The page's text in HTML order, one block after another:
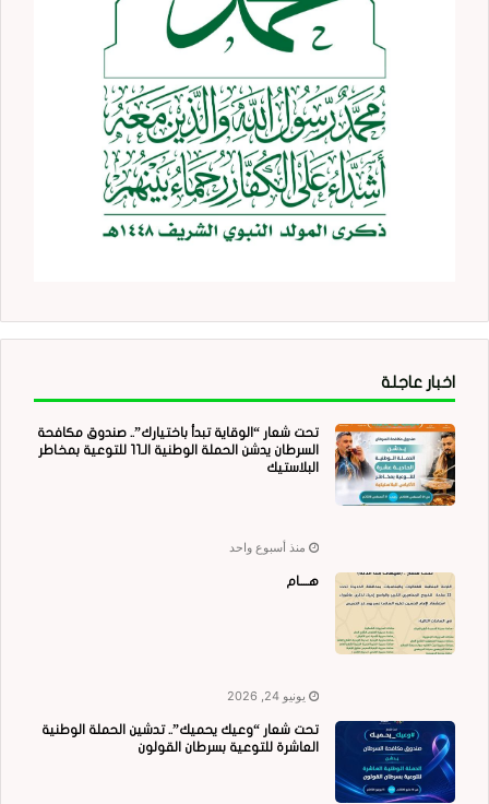
اخبار عاجلة
تحت شعار “الوقاية تبدأ باختيارك”.. صندوق مكافحة
السرطان يدشن الحملة الوطنية الـ11 للتوعية بمخاطر
البلاستيك
منذ أسبوع واحد
هــــام
يونيو 24, 2026
تحت شعار “وعيك يحميك”.. تدشين الحملة الوطنية
العاشرة للتوعية بسرطان القولون